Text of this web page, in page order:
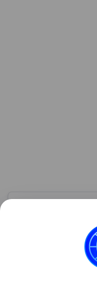
В статье подробно
акции и как на них